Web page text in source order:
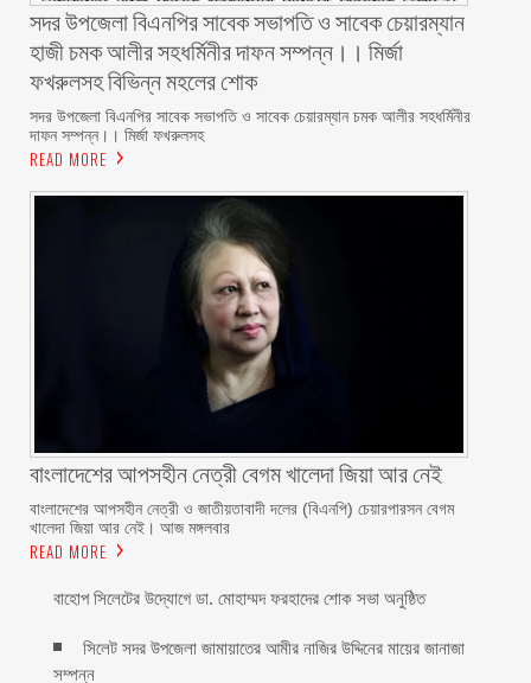
সদর উপজেলা বিএনপির সাবেক সভাপতি ও সাবেক চেয়ারম্যান
হাজী চমক আলীর সহধর্মিনীর দাফন সম্পন্ন।। মির্জা
ফখরুলসহ বিভিন্ন মহলের শোক
সদর উপজেলা বিএনপির সাবেক সভাপতি ও সাবেক চেয়ারম্যান চমক আলীর সহধর্মিনীর
দাফন সম্পন্ন।। মির্জা ফখরুলসহ
READ MORE
বাংলাদেশের আপসহীন নেত্রী বেগম খালেদা জিয়া আর নেই
বাংলাদেশের আপসহীন নেত্রী ও জাতীয়তাবাদী দলের (বিএনপি) চেয়ারপারসন বেগম
খালেদা জিয়া আর নেই। আজ মঙ্গলবার
READ MORE
বাহোপ সিলেটের উদ্যোগে ডা. মোহাম্মদ ফরহাদের শোক সভা অনুষ্ঠিত
সিলেট সদর উপজেলা জামায়াতের আমীর নাজির উদ্দিনের মায়ের জানাজা
সম্পন্ন